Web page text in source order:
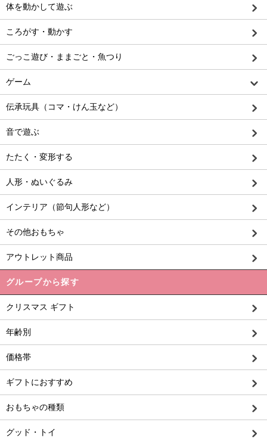
体を動かして遊ぶ
ころがす・動かす
ごっこ遊び・ままごと・魚つり
ゲーム
伝承玩具（コマ・けん玉など）
音で遊ぶ
たたく・変形する
人形・ぬいぐるみ
インテリア（節句人形など）
その他おもちゃ
アウトレット商品
グループから探す
クリスマス ギフト
年齢別
価格帯
ギフトにおすすめ
おもちゃの種類
グッド・トイ